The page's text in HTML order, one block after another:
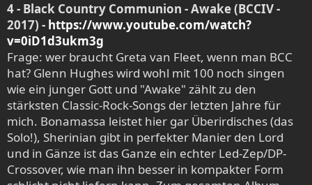
4 - Black Country Communion - Awake (BCCIV -
2017) - https://www.youtube.com/watch?
v=0iD1d3ukm3g
Frage: wer braucht Greta van Fleet, wenn man BCC
hat? Glenn Hughes wird wohl mit 100 noch singen
wie ein junger Gott und "Awake" zählt zu den
stärksten Classic-Rock-Songs der letzten Jahre für
mich. Bonamassa leistet hier gar Überirdisches (das
Solo!), Sherinian gibt in perfekter Manier den Lord
und in Gänze ist das Ganze ein echter Led-Zep/DP-
Crossover, wie man ihn besser in kompakter Form